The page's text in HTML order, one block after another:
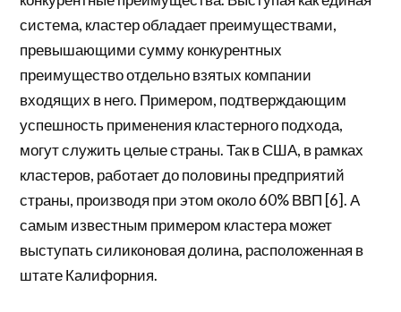
система, кластер обладает преимуществами,
превышающими сумму конкурентных
преимущество отдельно взятых компании
входящих в него. Примером, подтверждающим
успешность применения кластерного подхода,
могут служить целые страны. Так в США, в рамках
кластеров, работает до половины предприятий
страны, производя при этом около 60% ВВП [6]. А
самым известным примером кластера может
выступать силиконовая долина, расположенная в
штате Калифорния.